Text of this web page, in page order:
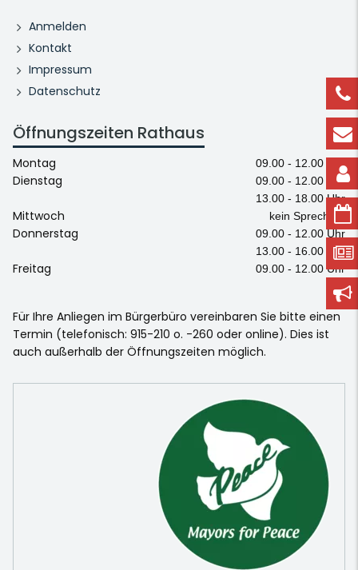
Anmelden
Kontakt
Impressum
Datenschutz
Öffnungszeiten Rathaus
Montag 09.00 - 12.00 Uhr
Dienstag
09.00 - 12.00 Uhr
13.00 - 18.00 Uhr
Mittwoch kein Sprechtag
Donnerstag
09.00 - 12.00 Uhr
13.00 - 16.00 Uhr
Freitag 09.00 - 12.00 Uhr
Für Ihre Anliegen im Bürgerbüro vereinbaren Sie bitte einen
Termin (telefonisch: 915-210 o. -260 oder online). Dies ist
auch außerhalb der Öffnungszeiten möglich.